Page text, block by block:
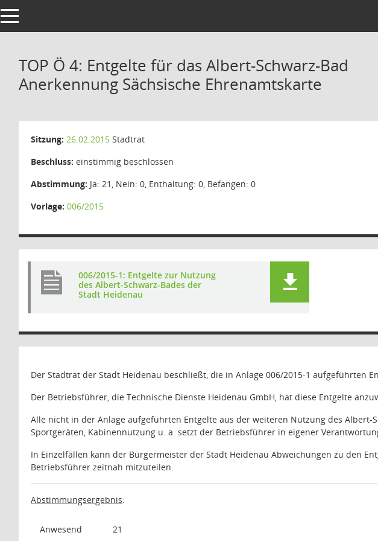
Toggle navigation
TOP Ö 4: Entgelte für das Albert-Schwarz-Bad
Anerkennung Sächsische Ehrenamtskarte
Sitzung: 26.02.2015 Stadtrat
Beschluss: einstimmig beschlossen
Abstimmung: Ja: 21, Nein: 0, Enthaltung: 0, Befangen: 0
Vorlage: 006/2015
006/2015-1: Entgelte zur Nutzung
des Albert-Schwarz-Bades der
Stadt Heidenau
Der Stadtrat der Stadt Heidenau beschließt, die in Anlage 006/2015-1 aufgeführten
Der Betriebsführer, die Technische Dienste Heidenau GmbH, hat diese Entgelte
Alle nicht in der Anlage aufgeführten Entgelte aus der weiteren Nutzung des Albert-
Sportgeräten, Kabinennutzung u. a. setzt der Betriebsführer in eigener
In Einzelfällen kann der Bürgermeister der Stadt Heidenau Abweichungen zu den
Betriebsführer zeitnah mitzuteilen.
Abstimmungsergebnis:
Anwesend 21